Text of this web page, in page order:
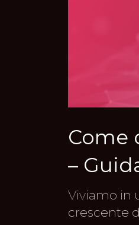
Come
–
Viviamo in
crescente